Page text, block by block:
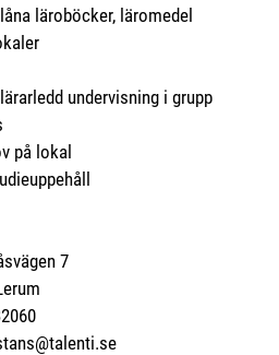
läroböcker, läromedel
undervisning i grupp
lokal
7